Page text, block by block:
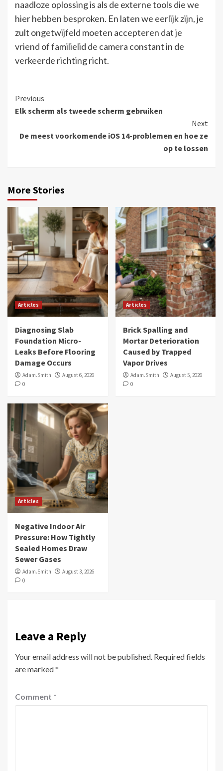
naadloze oplossing is als de externe tools die we
hier hebben besproken. En laten we eerlijk zijn, je
zult ongetwijfeld moeten accepteren dat je
vriend of familielid de camera constant in de
verkeerde richting richt.
Continue
Reading
Previous
Elk scherm als tweede scherm gebruiken
Next
De meest voorkomende iOS 14-problemen en hoe ze
op te lossen
More Stories
Articles
Diagnosing Slab
Foundation Micro-
Leaks Before Flooring
Damage Occurs
Adam.Smith
August 6, 2026
0
Articles
Brick Spalling and
Mortar Deterioration
Caused by Trapped
Vapor Drives
Adam.Smith
August 5, 2026
0
Articles
Negative Indoor Air
Pressure: How Tightly
Sealed Homes Draw
Sewer Gases
Adam.Smith
August 3, 2026
0
Leave a Reply
Your email address will not be published. Required fields
are marked*
Comment *